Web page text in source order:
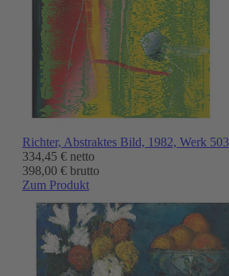
Richter, Abstraktes Bild, 1982, Werk 503
334,45 € netto
398,00 € brutto
Zum Produkt